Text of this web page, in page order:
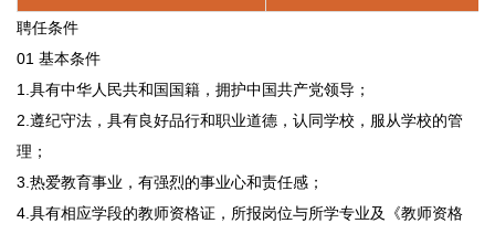
聘任条件
01 基本条件
1.具有中华人民共和国国籍，拥护中国共产党领导；
2.遵纪守法，具有良好品行和职业道德，认同学校，服从学校的管
理；
3.热爱教育事业，有强烈的事业心和责任感；
4.具有相应学段的教师资格证，所报岗位与所学专业及《教师资格